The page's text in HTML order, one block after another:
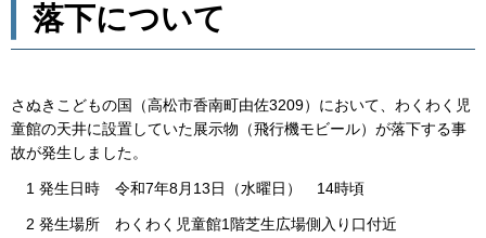
落下について
さぬきこどもの国（高松市香南町由佐3209）において、わくわく児
童館の天井に設置していた展示物（飛行機モビール）が落下する事
故が発生しました。
1 発生日時 令和7年8月13日（水曜日） 14時頃
2 発生場所 わくわく児童館1階芝生広場側入り口付近